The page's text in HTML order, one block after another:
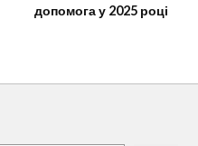
допомога у 2025 році